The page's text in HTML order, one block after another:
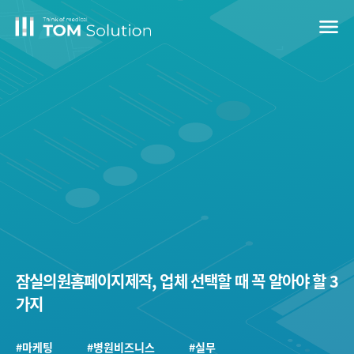
menu
잠실의원홈페이지제작, 업체 선택할 때 꼭 알아야 할 3
가지
#마케팅 #병원비즈니스 #실무